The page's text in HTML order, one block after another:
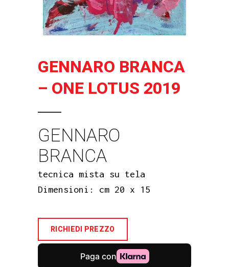
GENNARO BRANCA
– ONE LOTUS 2019
GENNARO
BRANCA
tecnica mista su tela
Dimensioni: cm 20 x 15
RICHIEDI PREZZO